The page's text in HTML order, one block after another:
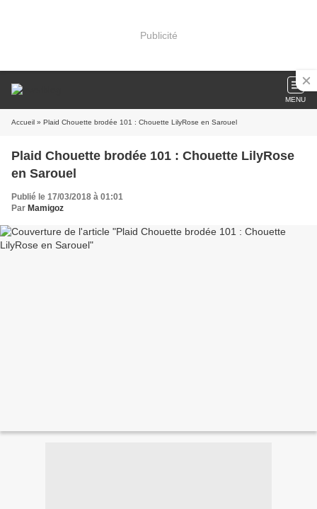
Publicité
MENU
Accueil » Plaid Chouette brodée 101 : Chouette LilyRose en Sarouel
Plaid Chouette brodée 101 : Chouette LilyRose
en Sarouel
Publié le 17/03/2018 à 01:01
Par Mamigoz